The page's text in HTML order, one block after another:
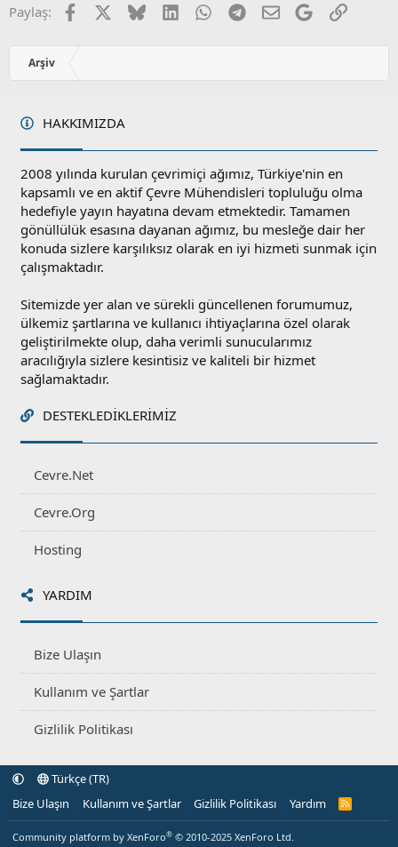
:
Paylaş: Facebook BlueskyLinkedInWhatsApp
Telegram
E-postaGoogleLink
Arşiv
HAKKIMIZDA
2008 yılında kurulan çevrimiçi ağımız, Türkiye'nin en
kapsamlı ve en aktif Çevre Mühendisleri topluluğu olma
hedefiyle yayın hayatına devam etmektedir. Tamamen
gönüllülük esasına dayanan ağımız, bu mesleğe dair her
konuda sizlere karşılıksız olarak en iyi hizmeti sunmak için
çalışmaktadır.
Sitemizde yer alan ve sürekli güncellenen forumumuz,
ülkemiz şartlarına ve kullanıcı ihtiyaçlarına özel olarak
geliştirilmekte olup, daha verimli sunucularımız
aracılığıyla sizlere kesintisiz ve kaliteli bir hizmet
sağlamaktadır.
DESTEKLEDIKLERIMIZ
Cevre.Net
Cevre.Org
Hosting
YARDIM
Bize Ulaşın
Kullanım ve Şartlar
Gizlilik Politikası
Türkçe (TR)
Bize Ulaşın
Kullanım ve Şartlar Gizlilik Politikası Yardım
R
Community platform by XenForo® © 2010-2025 XenForo Ltd.